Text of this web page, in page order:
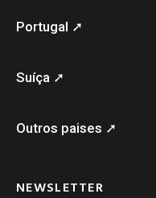
Portugal ➚
Suíça ➚
Outros paises ➚
NEWSLETTER